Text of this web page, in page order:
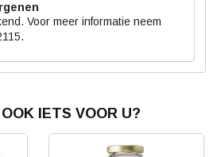
Voor meer informatie neem
IETS VOOR U?